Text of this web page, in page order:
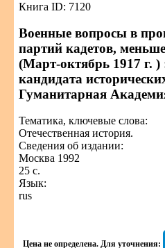
Книга ID: 7120
Военные вопросы в
партий кадетов,
(Март-октябрь 1917 г. )
кандидата
Гуманитарная
Тематика, ключевые слова:
Отечественная история.
Сведения об издании:
Москва 1992
25 с.
Язык:
rus
Цена не определена. Для уточнения: